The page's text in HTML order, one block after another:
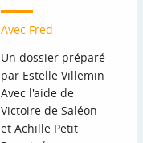
Avec Fred
Un dossier préparé
par Estelle Villemin
Avec l'aide de
Victoire de Saléon
et Achille Petit